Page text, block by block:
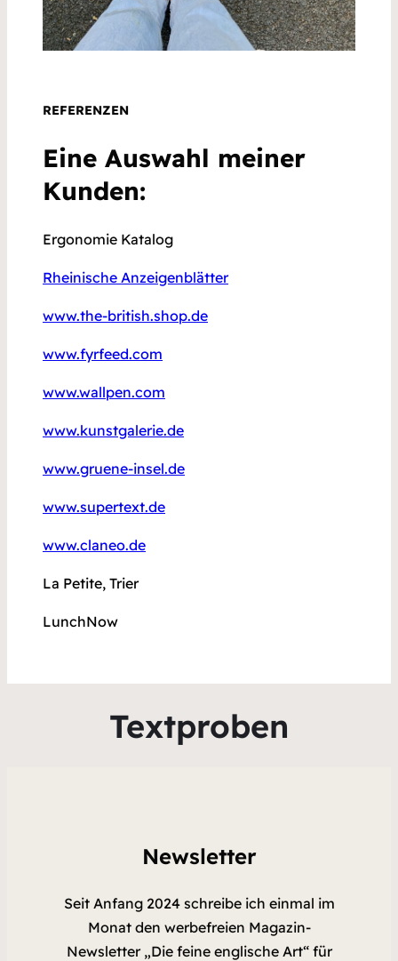
REFERENZEN
Eine Auswahl meiner
Kunden:
Ergonomie Katalog
Rheinische Anzeigenblätter
www.the-british.shop.de
www.fyrfeed.com
www.wallpen.com
www.kunstgalerie.de
www.gruene-insel.de
www.supertext.de
www.claneo.de
La Petite, Trier
LunchNow
Textproben
Newsletter
Seit Anfang 2024 schreibe ich einmal im
Monat den werbefreien Magazin-
Newsletter „Die feine englische Art“ für